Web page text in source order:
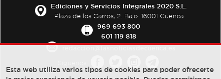
Ediciones y Servicios Integrales 2020 S.L.
Plaza de los Carros, 2. Bajo. 16001 Cuenca
969 693 800
601 119 818
Esta web utiliza varios tipos de cookies para poder ofrecerte